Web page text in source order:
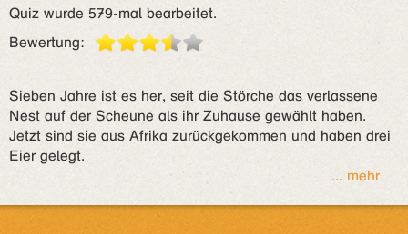
Quiz wurde 579-mal bearbeitet.
Bewertung:
Sieben Jahre ist es her, seit die Störche das verlassene
Nest auf der Scheune als ihr Zuhause gewählt haben.
Jetzt sind sie aus Afrika zurückgekommen und haben drei
Eier gelegt.
... mehr